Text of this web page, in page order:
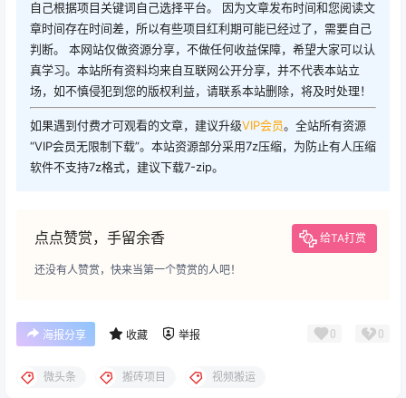
自己根据项目关键词自己选择平台。 因为文章发布时间和您阅读文
章时间存在时间差，所以有些项目红利期可能已经过了，需要自己
判断。 本网站仅做资源分享，不做任何收益保障，希望大家可以认
真学习。本站所有资料均来自互联网公开分享，并不代表本站立
场，如不慎侵犯到您的版权利益，请联系本站删除，将及时处理！
如果遇到付费才可观看的文章，建议升级VIP会员。全站所有资源
“VIP会员无限制下载”。本站资源部分采用7z压缩，为防止有人压缩
软件不支持7z格式，建议下载7-zip。
点点赞赏，手留余香 给TA打赏
还没有人赞赏，快来当第一个赞赏的人吧！
海报分享 收藏 举报 0 0
微头条 搬砖项目 视频搬运